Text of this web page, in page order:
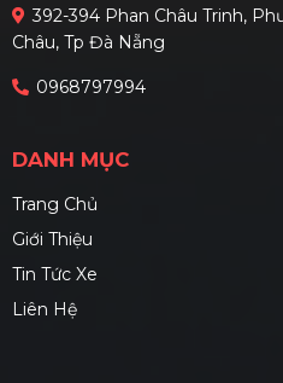
392-394 Phan Châu Trinh,
Châu, Tp Đà Nẵng
0968797994
DANH MỤC
Trang Chủ
Giới Thiệu
Tin Tức Xe
Liên Hệ